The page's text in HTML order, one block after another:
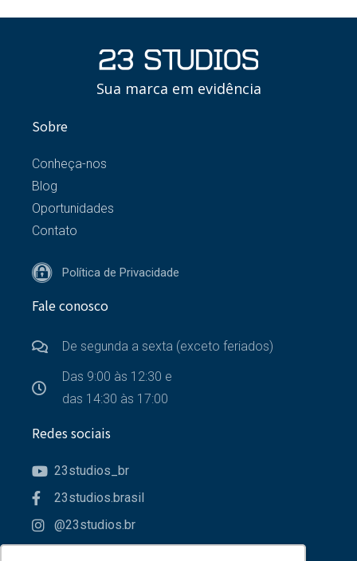
Sua marca em evidência
Sobre
Conheça-nos
Blog
Oportunidades
Contato
Política de Privacidade
Fale conosco
De segunda a sexta (exceto feriados)
Das 9:00 às 12:30 e
das 14:30 às 17:00
Redes sociais
23studios_br
23studios.brasil
@23studios.br